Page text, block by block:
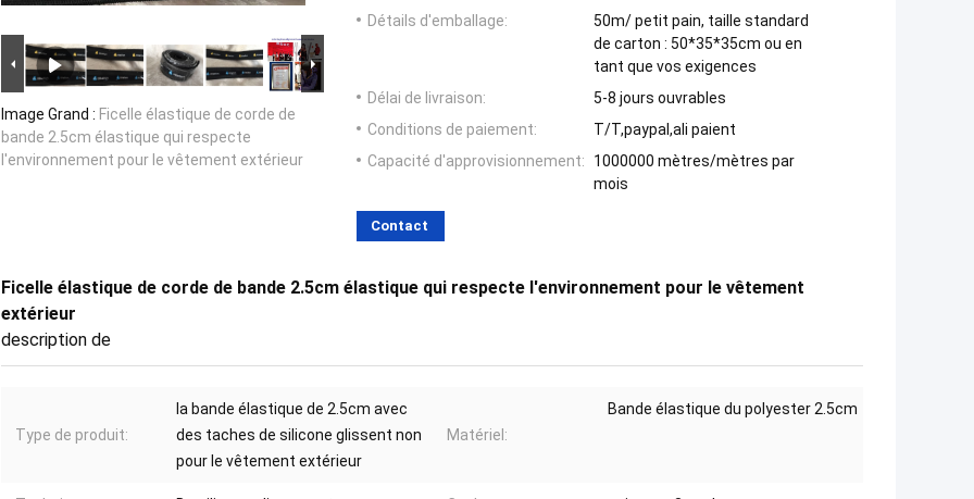
Image Grand : Ficelle élastique de corde de
bande 2.5cm élastique qui respecte
l'environnement pour le vêtement extérieur
Détails d'emballage:
50m/ petit pain, taille standard
de carton : 50*35*35cm ou en
tant que vos exigences
Délai de livraison:
5-8 jours ouvrables
Conditions de paiement:
T/T,paypal,ali paient
Capacité d'approvisionnement:
1000000 mètres/mètres par
mois
Contact
Ficelle élastique de corde de bande 2.5cm élastique qui respecte l'environnement pour le vêtement
extérieur
description de
Type de produit:
la bande élastique de 2.5cm avec
des taches de silicone glissent non
pour le vêtement extérieur
Matériel:
Bande élastique du polyester 2.5cm